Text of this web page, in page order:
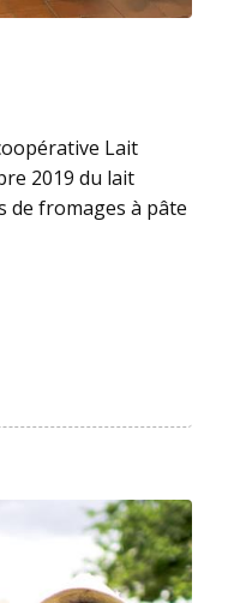
Lait
2019 du lait
de fromages à pâte